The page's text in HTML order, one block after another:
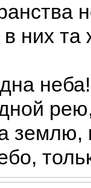
них
землю,